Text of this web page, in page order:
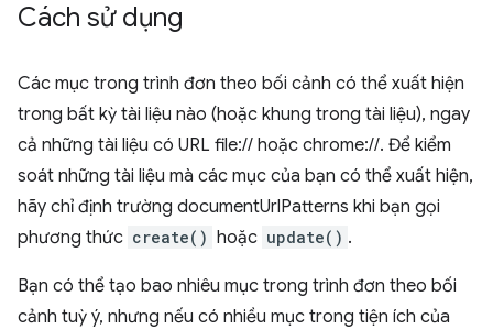
Cách sử dụng
Các mục trong trình đơn theo bối cảnh có thể xuất hiện
trong bất kỳ tài liệu nào (hoặc khung trong tài liệu), ngay
cả những tài liệu có URL file:// hoặc chrome://. Để kiểm
soát những tài liệu mà các mục của bạn có thể xuất hiện,
hãy chỉ định trường documentUrlPatterns khi bạn gọi
phương thức create() hoặc update() .
Bạn có thể tạo bao nhiêu mục trong trình đơn theo bối
cảnh tuỳ ý, nhưng nếu có nhiều mục trong tiện ích của